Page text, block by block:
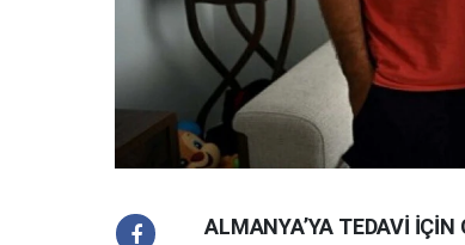
ALMANYA’YA TEDAVİ